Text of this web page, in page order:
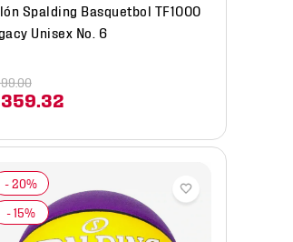
Spalding Basquetbol TF1000
Unisex No. 6
.32
.00